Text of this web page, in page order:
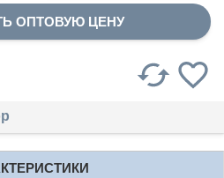
ОПТОВУЮ ЦЕНУ